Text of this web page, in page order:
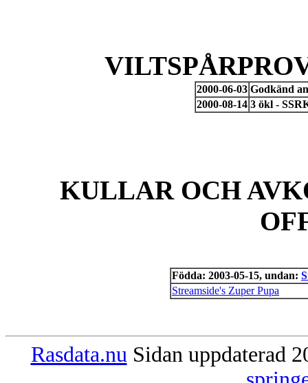
2000-06-03 Godkänd
2000-08-14 3 ökl -
KULLAR OCH
Födda: 2003-05-15, undan:
Streamside's Zuper Pupa
Rasdata.nu Sidan uppdaterad